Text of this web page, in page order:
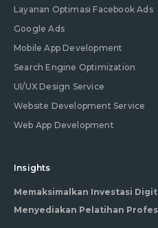
Layanan Optimasi Facebook Ads
Google Ads
Mobile App Development
Search Engine Optimization
UI/UX Design Service
Website Development Service
Web App Development
Insights
Memaksimalkan Investasi
Menyediakan Pelatihan